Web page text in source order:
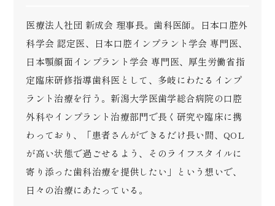
医療法人社団 新成会 理事長。歯科医師。日本口腔外
科学会 認定医、日本口腔インプラント学会 専門医、
日本顎顔面インプラント学会 専門医、厚生労働省指
定臨床研修指導歯科医として、多岐にわたるインプ
ラント治療を行う。新潟大学医歯学総合病院の口腔
外科やインプラント治療部門で長く研究や臨床に携
わっており、「患者さんができるだけ長い間、QOL
が高い状態で過ごせるよう、そのライフスタイルに
寄り添った歯科治療を提供したい」という想いで、
日々の治療にあたっている。